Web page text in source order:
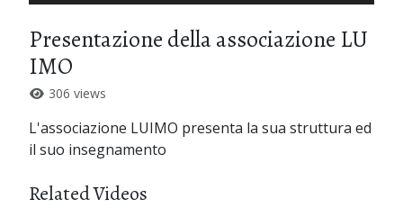
Presentazione della associazione LU
IMO
306 views
L'associazione LUIMO presenta la sua struttura ed
il suo insegnamento
Related Videos